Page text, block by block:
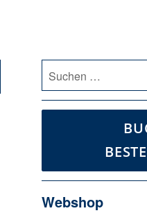
nach:
Webshop